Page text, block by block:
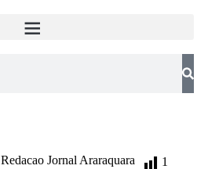
Redacao Jornal Araraquara
1